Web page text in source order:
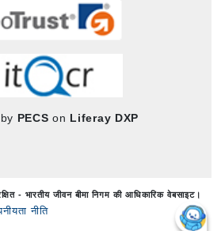
PECS on Liferay DXP
- भारतीय जीवन बीमा निगम की आधिकारिक वेबसाइट।
नीति